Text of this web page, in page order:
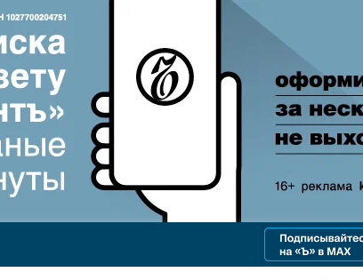
Реклама в «Ъ» www.kommersant.ru/ad